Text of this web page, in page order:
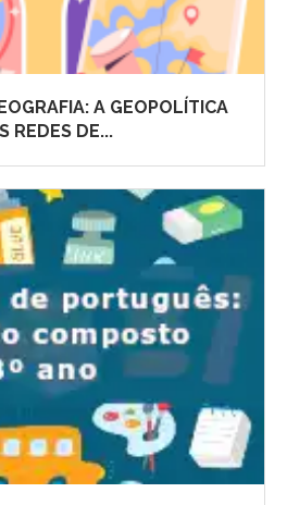
A GEOPOLÍTICA
REDES DE...